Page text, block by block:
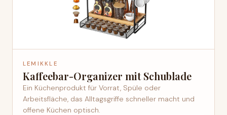
LEMIKKLE
Kaffeebar-Organizer mit Schublade
Ein Küchenprodukt für Vorrat, Spüle oder
Arbeitsfläche, das Alltagsgriffe schneller macht und
offene Küchen optisch.